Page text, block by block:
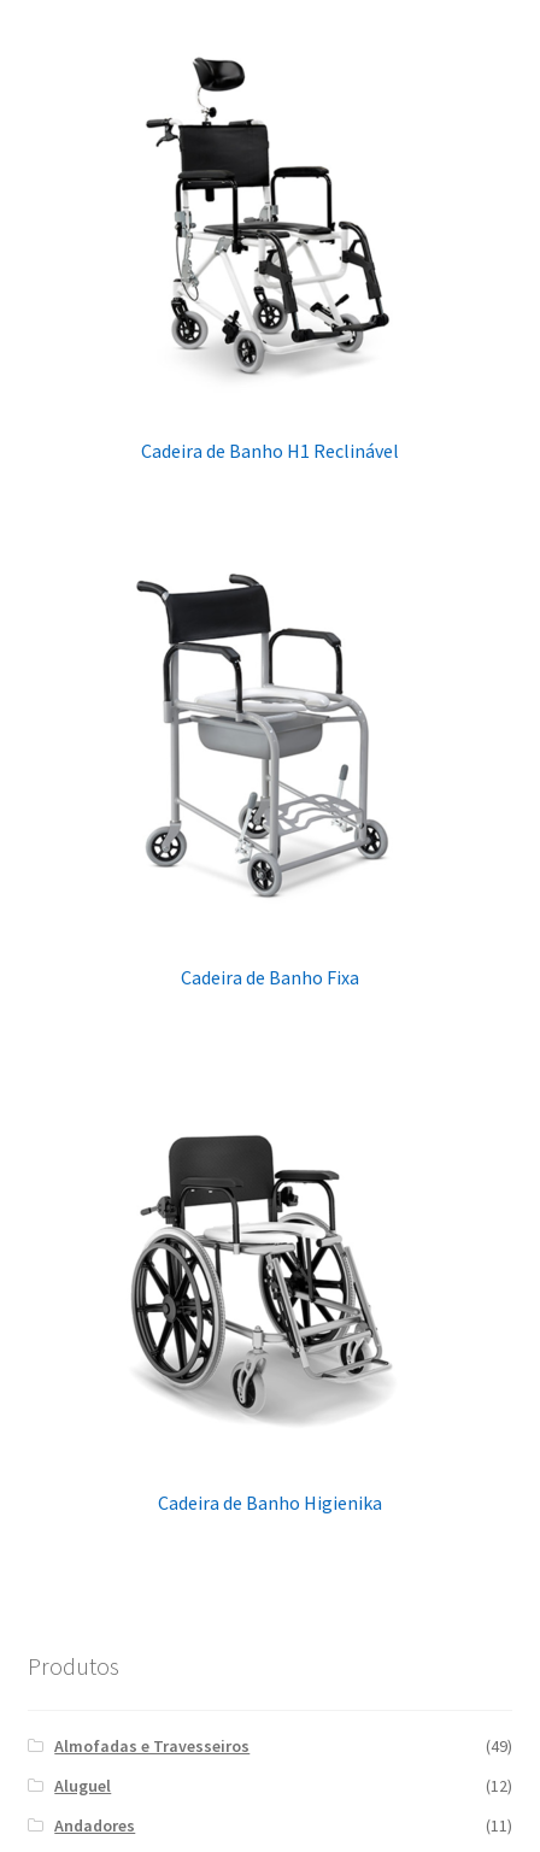
Cadeira de Banho H1 Reclinável
Cadeira de Banho Fixa
Cadeira de Banho Higienika
Produtos
Almofadas e Travesseiros
(49)
Aluguel
(12)
Andadores
(11)